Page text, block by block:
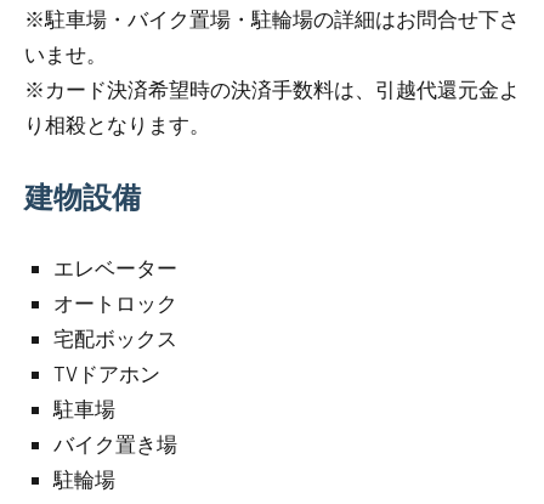
※駐車場・バイク置場・駐輪場の詳細はお問合せ下さ
いませ。
※カード決済希望時の決済手数料は、引越代還元金よ
り相殺となります。
建物設備
エレベーター
オートロック
宅配ボックス
TVドアホン
駐車場
バイク置き場
駐輪場